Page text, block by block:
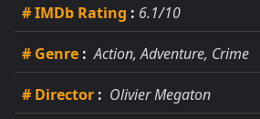
# IMDb Rating : 6.1/10
# Genre : Action, Adventure, Crime
# Director : Olivier Megaton